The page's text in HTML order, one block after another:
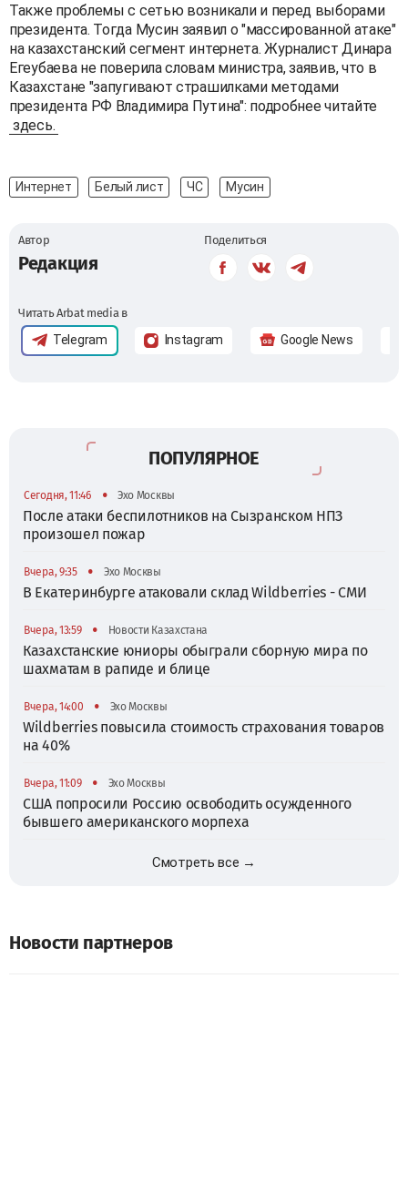
Также проблемы с сетью возникали и перед выборами
президента. Тогда Мусин заявил о "массированной атаке"
на казахстанский сегмент интернета. Журналист Динара
Егеубаева не поверила словам министра, заявив, что в
Казахстане "запугивают страшилками методами
президента РФ Владимира Путина": подробнее читайте
здесь.
Интернет Белый лист ЧС Мусин
Автор
Редакция
Поделиться
Читать Arbat media в
Telegram Instagram Google News
ПОПУЛЯРНОЕ
Сегодня, 11:46 • Эхо Москвы
После атаки беспилотников на Сызранском НПЗ
произошел пожар
Вчера, 9:35 • Эхо Москвы
В Екатеринбурге атаковали склад Wildberries - СМИ
Вчера, 13:59 • Новости Казахстана
Казахстанские юниоры обыграли сборную мира по
шахматам в рапиде и блице
Вчера, 14:00 • Эхо Москвы
Wildberries повысила стоимость страхования товаров
на 40%
Вчера, 11:09 • Эхо Москвы
США попросили Россию освободить осужденного
бывшего американского морпеха
Смотреть все →
Новости партнеров